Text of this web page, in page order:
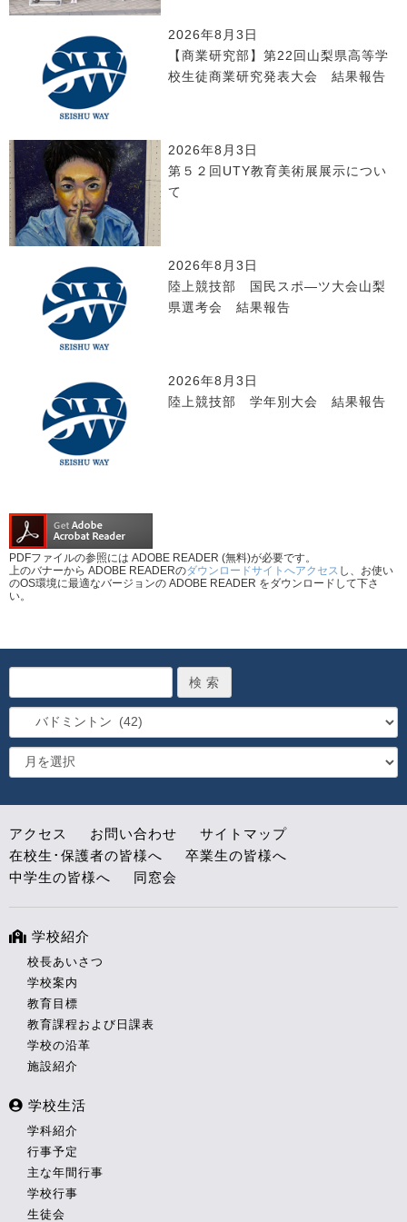
2026年8月3日
【商業研究部】第22回山梨県高等学
校生徒商業研究発表大会 結果報告
2026年8月3日
第５２回UTY教育美術展展示につい
て
2026年8月3日
陸上競技部 国民スポ―ツ大会山梨
県選考会 結果報告
2026年8月3日
陸上競技部 学年別大会 結果報告
PDFファイルの参照には ADOBE READER (無料)が必要です。
上のバナーから ADOBE READERのダウンロードサイトへアクセス し、お使い
のOS環境に最適なバージョンの ADOBE READER をダウンロードして下さ
い。
アクセス お問い合わせ
サイトマップ
在校生･保護者の皆様へ
卒業生の皆様へ
中学生の皆様へ
同窓会
学校紹介
校長あいさつ
学校案内
教育目標
教育課程および日課表
学校の沿革
施設紹介
学校生活
学科紹介
行事予定
主な年間行事
学校行事
生徒会